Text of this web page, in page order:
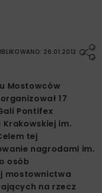
26.01.2012
Mostowców
17
Pontifex
im.
tej
nagrodami im.
osób
mostownictwa
na rzecz